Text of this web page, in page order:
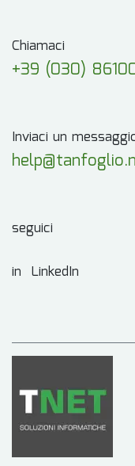
Chiamaci
+39 (030)
Inviaci un
seguici
in LinkedIn